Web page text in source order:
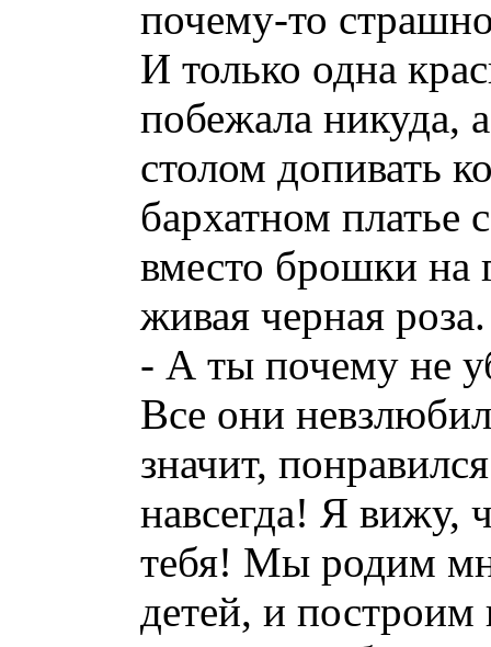
почему-то
И только одна
побежала никуда,
столом допивать
бархатном платье
вместо брошки на
живая черная роза.
- А ты почему не
Все они
значит,
навсегда! Я вижу,
тебя! Мы родим
детей, и построим